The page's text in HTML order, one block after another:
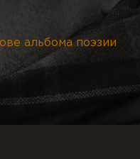
альбома поэзии